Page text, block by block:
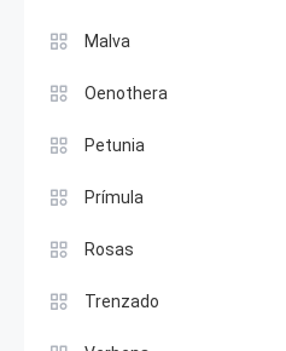
Malva
Oenothera
Petunia
Prímula
Rosas
Trenzado